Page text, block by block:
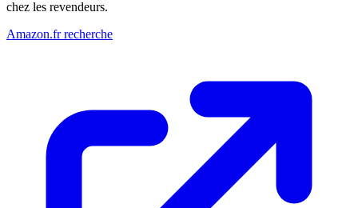
chez les revendeurs.
Amazon.fr recherche